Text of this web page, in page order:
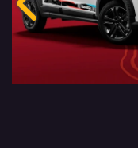
Anterior